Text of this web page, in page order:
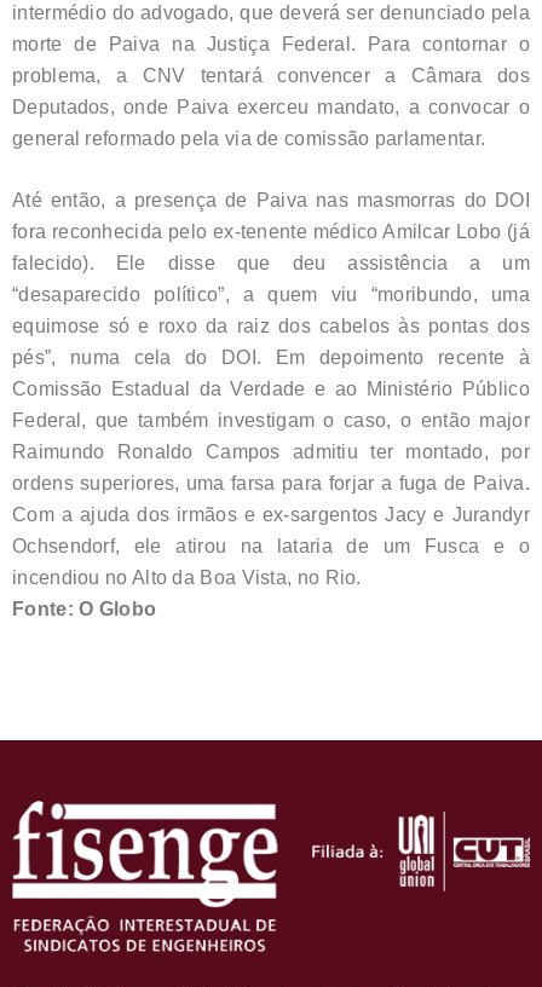
intermédio do advogado, que deverá ser denunciado pela
morte de Paiva na Justiça Federal. Para contornar o
problema, a CNV tentará convencer a Câmara dos
Deputados, onde Paiva exerceu mandato, a convocar o
general reformado pela via de comissão parlamentar.
Até então, a presença de Paiva nas masmorras do DOI
fora reconhecida pelo ex-tenente médico Amilcar Lobo (já
falecido). Ele disse que deu assistência a um
“desaparecido político”, a quem viu “moribundo, uma
equimose só e roxo da raiz dos cabelos às pontas dos
pés”, numa cela do DOI. Em depoimento recente à
Comissão Estadual da Verdade e ao Ministério Público
Federal, que também investigam o caso, o então major
Raimundo Ronaldo Campos admitiu ter montado, por
ordens superiores, uma farsa para forjar a fuga de Paiva.
Com a ajuda dos irmãos e ex-sargentos Jacy e Jurandyr
Ochsendorf, ele atirou na lataria de um Fusca e o
incendiou no Alto da Boa Vista, no Rio.
Fonte: O Globo